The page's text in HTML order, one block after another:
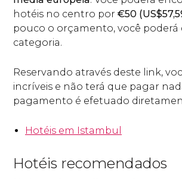
hotéis no centro por €50 (US$
pouco o orçamento, você
categoria.
Reservando através deste link,
incríveis e não terá que pagar
pagamento é efetuado
Hotéis em Istambul
Hotéis recomendados